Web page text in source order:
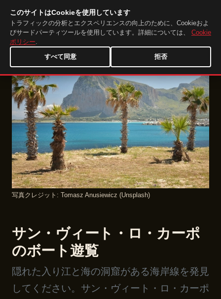
DuckTip.com
写真クレジット: Tomasz Anusiewicz (Unsplash)
サン・ヴィート・ロ・カーポ
のボート遊覧
隠れた入り江と海の洞窟がある海岸線を発見
してください。サン・ヴィート・ロ・カーポ
このサイトはCookieを使用しています
トラフィックの分析とエクスペリエンスの向上のために、Cookieおよ
びサードパーティツールを使用しています。詳細については、 Cookie
ポリシー.
すべて同意
拒否